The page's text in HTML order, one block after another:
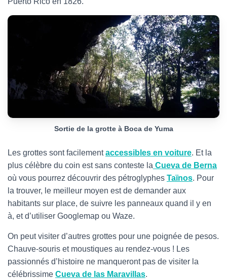
Sortie de la grotte à Boca de Yuma
Les grottes sont facilementaccessibles en voiture. Et la
plus célèbre du coin est sans conteste la Cueva de Berna
où vous pourrez découvrir des pétroglyphes Taïnos. Pour
la trouver, le meilleur moyen est de demander aux
habitants sur place, de suivre les panneaux quand il y en
à, et d’utiliser Googlemap ou Waze.
On peut visiter d’autres grottes pour une poignée de pesos.
Chauve-souris et moustiques au rendez-vous ! Les
passionnés d’histoire ne manqueront pas de visiter la
célébrissime Cueva de las Maravillas.